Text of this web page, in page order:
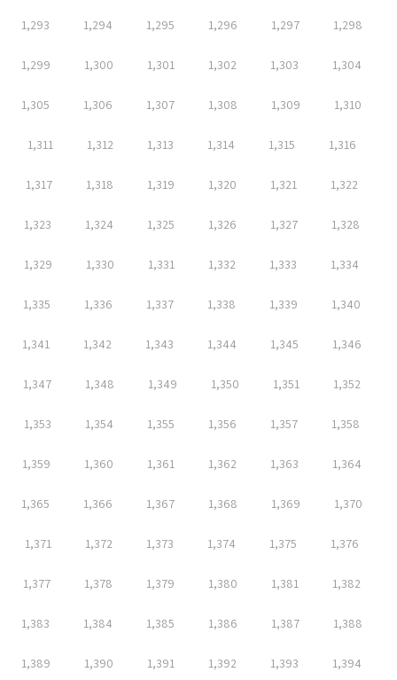
1,293 1,294 1,295 1,296 1,297 1,298
1,299 1,300 1,301 1,302 1,303 1,304
1,305 1,306 1,307 1,308 1,309 1,310
1,311 1,312 1,313 1,314 1,315 1,316
1,317 1,318 1,319 1,320 1,321 1,322
1,323 1,324 1,325 1,326 1,327 1,328
1,329 1,330 1,331 1,332 1,333 1,334
1,335 1,336 1,337 1,338 1,339 1,340
1,341 1,342 1,343 1,344 1,345 1,346
1,347 1,348 1,349 1,350 1,351 1,352
1,353 1,354 1,355 1,356 1,357 1,358
1,359 1,360 1,361 1,362 1,363 1,364
1,365 1,366 1,367 1,368 1,369 1,370
1,371 1,372 1,373 1,374 1,375 1,376
1,377 1,378 1,379 1,380 1,381 1,382
1,383 1,384 1,385 1,386 1,387 1,388
1,389 1,390 1,391 1,392 1,393 1,394